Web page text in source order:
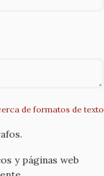
de formatos de texto
y páginas web